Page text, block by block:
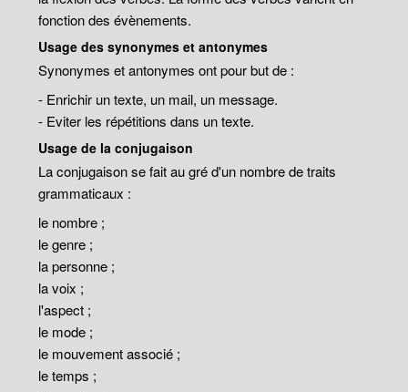
fonction des évènements.
Usage des synonymes et antonymes
Synonymes et antonymes ont pour but de :
- Enrichir un texte, un mail, un message.
- Eviter les répétitions dans un texte.
Usage de la conjugaison
La conjugaison se fait au gré d'un nombre de traits
grammaticaux :
le nombre ;
le genre ;
la personne ;
la voix ;
l'aspect ;
le mode ;
le mouvement associé ;
le temps ;